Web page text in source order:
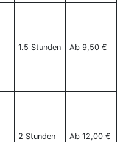
1.5 Stunden Ab 9,50 €
2 Stunden Ab 12,00 €